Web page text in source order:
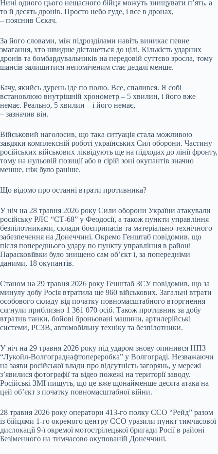
Нині одного цього нещасного бійця можуть знищувати п’ять, а
то й десять дронів. Просто небо гуде, і все в дронах,
– пояснив Сєкач.
За його словами, між підрозділами навіть виникає певне
змагання, хто швидше дістанеться до цілі. Кількість ударних
дронів та бомбардувальників на передовій суттєво зросла, тому
шансів залишитися непоміченим стає дедалі менше.
Бачу, якийсь дурень іде по полю. Все, спалився. Я собі
встановлюю внутрішній хронометр – 5 хвилин, і його вже
немає. Реально, 5 хвилин – і його немає,
– зазначив він.
Військовий наголосив, що така ситуація стала можливою
завдяки комплексній роботі українських Сил оборони. Частину
російських військових ліквідують ще на підходах до лінії фронту,
тому на нульовій позиції або в сірій зоні окупантів значно
менше, ніж було раніше.
Що відомо про останні втрати противника?
У ніч на 28 травня 2026 року Сили оборони України атакували
російську РЛС “СТ-68” у Феодосії, а також пункти управління
безпілотниками, склади боєприпасів та матеріально-технічного
забезпечення на Донеччині. Окремо Генштаб повідомив, що
після попереднього удару по пункту управління в районі
Парасковіївки було знищено сам об’єкт і, за попередніми
даними, 18 окупантів.
Станом на 29 травня 2026 року Генштаб ЗСУ повідомив, що за
минулу добу Росія втратила ще 960 військових. Загальні втрати
особового складу від початку повномасштабного вторгнення
сягнули приблизно 1 361 070 осіб. Також противник за добу
втратив танки, бойові броньовані машини, артилерійські
системи, РСЗВ, автомобільну техніку та безпілотники.
У ніч на 29 травня 2026 року під ударом знову опинився НПЗ
“Лукойл-Волгограднафтопереробка” у Волгограді. Незважаючи
на заяви російської влади про відсутність загорянь, у мережі
з’явилися фотографії та відео пожежі на території заводу.
Російські ЗМІ пишуть, що це вже щонайменше десята атака на
цей об’єкт з початку повномасштабної війни.
28 травня 2026 року оператори 413-го полку ССО “Рейд” разом
із бійцями 1-го окремого центру ССО уразили пункт тимчасової
дислокації 9-ї окремої мотострілецької бригади Росії в районі
Безіменного на тимчасово окупованій Донеччині.